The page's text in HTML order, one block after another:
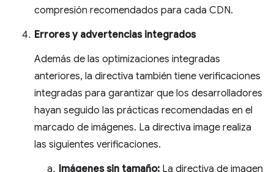
compresión recomendados para cada CDN.
Errores y advertencias integrados
Además de las optimizaciones integradas
anteriores, la directiva también tiene verificaciones
integradas para garantizar que los desarrolladores
hayan seguido las prácticas recomendadas en el
marcado de imágenes. La directiva image realiza
las siguientes verificaciones.
Imágenes sin tamaño: La directiva de imagen